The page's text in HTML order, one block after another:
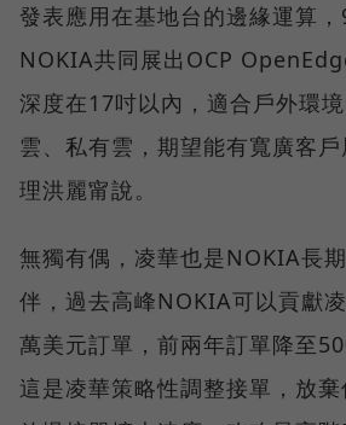
發表應用在基地台的邊緣運算
NOKIA共同展出OCP
深度在17吋以內，適合戶外環
雲、私有雲，期望能有寬廣客
理洪麗甯說。
無獨有偶，凌華也是NOKIA長
伴，過去高峰NOKIA可以貢獻
萬美元訂單，前兩年訂單降至
這是凌華策略性調整接單，放棄